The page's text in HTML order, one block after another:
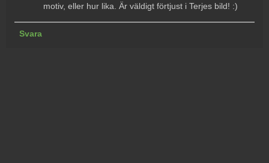
motiv, eller hur lika. Är väldigt förtjust i Terjes bild! :)
Svara